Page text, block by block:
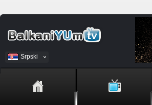
Srpski
BiH